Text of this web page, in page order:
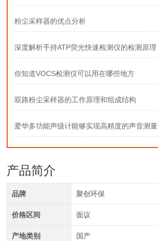
粉尘采样器的优点分析
深度解析手持ATP荧光快速检测仪的检测原理
你知道VOCS检测仪可以用在哪些地方
双路粉尘采样器的工作原理和组成结构
爱华多功能声级计能够实现高精度的声音测量
产品简介
品牌 聚创环保
价格区间 面议
产地类别 国产